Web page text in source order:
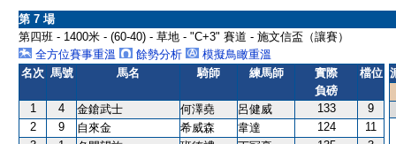
第 7 場
第四班 - 1400米 - (60-40) - 草地 - "C+3" 賽道 - 施文信盃（讓賽）
全方位賽事重溫
餘勢分析
模擬鳥瞰重溫
名次 馬號 馬名 騎師 練馬師
實際
負磅
檔位
1 4 金鎗武士 何澤堯 呂健威 133
9
2
9 自來金 希威森 韋達 124
11